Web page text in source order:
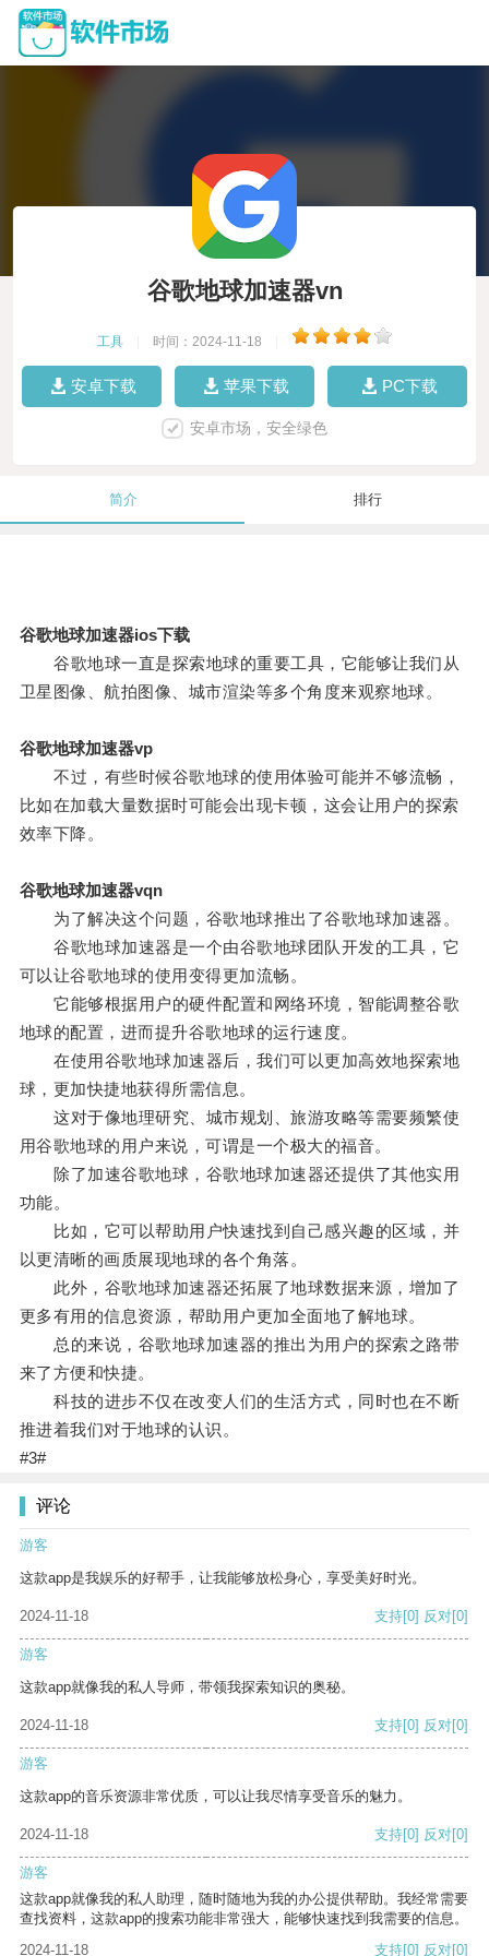
谷歌地球加速器vn
工具 时间：2024-11-18
安卓下载 苹果下载 PC下载
安卓市场，安全绿色
简介 排行
谷歌地球加速器ios下载
谷歌地球一直是探索地球的重要工具，它能够让我们从
卫星图像、航拍图像、城市渲染等多个角度来观察地球。
谷歌地球加速器vp
不过，有些时候谷歌地球的使用体验可能并不够流畅，
比如在加载大量数据时可能会出现卡顿，这会让用户的探索
效率下降。
谷歌地球加速器vqn
为了解决这个问题，谷歌地球推出了谷歌地球加速器。
谷歌地球加速器是一个由谷歌地球团队开发的工具，它
可以让谷歌地球的使用变得更加流畅。
它能够根据用户的硬件配置和网络环境，智能调整谷歌
地球的配置，进而提升谷歌地球的运行速度。
在使用谷歌地球加速器后，我们可以更加高效地探索地
球，更加快捷地获得所需信息。
这对于像地理研究、城市规划、旅游攻略等需要频繁使
用谷歌地球的用户来说，可谓是一个极大的福音。
除了加速谷歌地球，谷歌地球加速器还提供了其他实用
功能。
比如，它可以帮助用户快速找到自己感兴趣的区域，并
以更清晰的画质展现地球的各个角落。
此外，谷歌地球加速器还拓展了地球数据来源，增加了
更多有用的信息资源，帮助用户更加全面地了解地球。
总的来说，谷歌地球加速器的推出为用户的探索之路带
来了方便和快捷。
科技的进步不仅在改变人们的生活方式，同时也在不断
推进着我们对于地球的认识。
#3#
评论
游客
这款app是我娱乐的好帮手，让我能够放松身心，享受美好时光。
2024-11-18 支持[0] 反对[0]
游客
这款app就像我的私人导师，带领我探索知识的奥秘。
2024-11-18 支持[0] 反对[0]
游客
这款app的音乐资源非常优质，可以让我尽情享受音乐的魅力。
2024-11-18 支持[0] 反对[0]
游客
这款app就像我的私人助理，随时随地为我的办公提供帮助。我经常需要
查找资料，这款app的搜索功能非常强大，能够快速找到我需要的信息。
2024-11-18
支持[0] 反对[0]